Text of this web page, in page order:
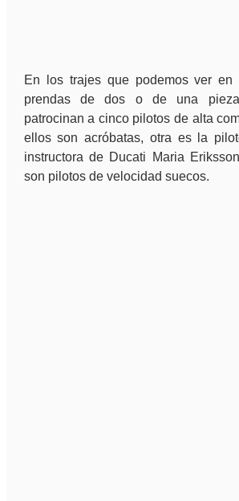
En los trajes que podemos ver en
prendas de dos o de una
patrocinan a cinco pilotos de alta
ellos son acróbatas, otra es la
instructora de Ducati Maria
son pilotos de velocidad suecos.